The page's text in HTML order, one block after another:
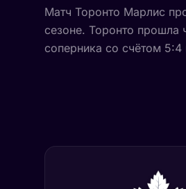
Матч Торонто Марлис
сезоне. Торонто прошла
соперника со счётом